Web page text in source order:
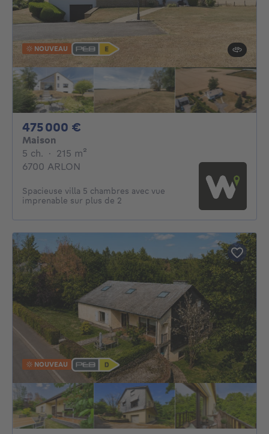
NOUVEAU
475 000 €
Maison
5 ch. 5 chambres
· 215 m²
6700 ARLON
Spacieuse villa 5 chambres avec vue
imprenable sur plus de 2
NOUVEAU